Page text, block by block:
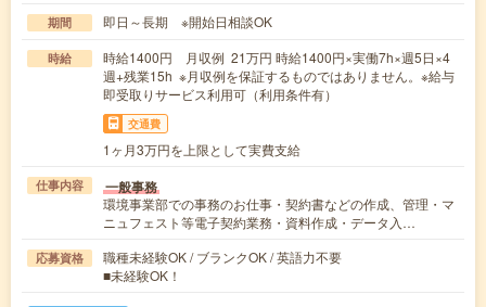
期間 即日～長期 ※開始日相談OK
時給
時給1400円 月収例 21万円 時給1400円×実働7h×週5日×4
週+残業15h ※月収例を保証するものではありません。※給与
即受取りサービス利用可（利用条件有）
交通費
1ヶ月3万円を上限として実費支給
仕事内容 一般事務
環境事業部での事務のお仕事・契約書などの作成、管理・マ
ニュフェスト等電子契約業務・資料作成・データ入…
応募資格
職種未経験OK / ブランクOK / 英語力不要
■未経験OK！